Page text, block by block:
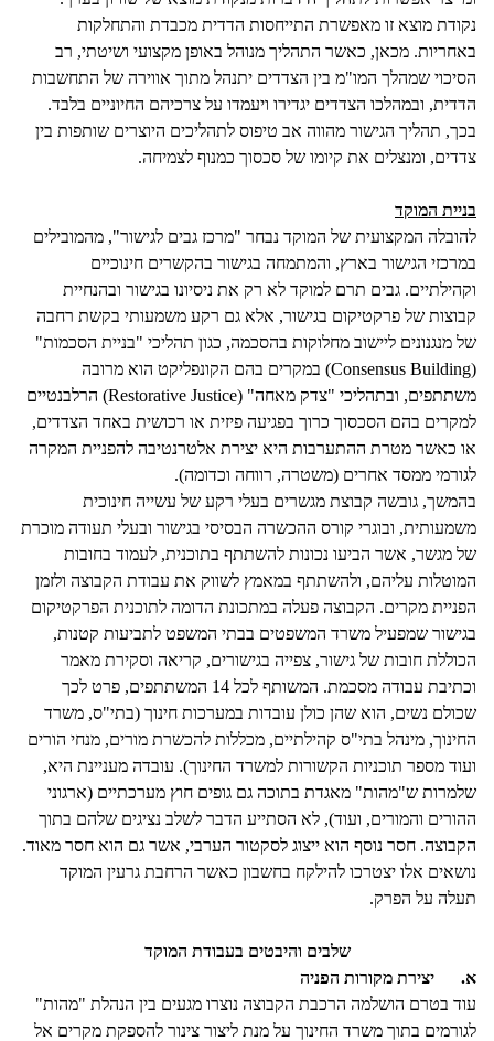
נקודת מוצא זו מאפשרת התייחסות הדדית מכבדת והתחלקות
באחריות. מכאן, כאשר התהליך מנוהל באופן מקצועי ושיטתי, רב
הסיכוי שמהלך המו"מ בין הצדדים יתנהל מתוך אווירה של התחשבות
הדדית, ובמהלכו הצדדים יגדירו ויעמדו על צרכיהם החיוניים בלבד.
בכך, תהליך הגישור מהווה אב טיפוס לתהליכים היוצרים שותפות בין
צדדים, ומנצלים את קיומו של סכסוך כמנוף לצמיחה.
בניית המוקד
להובלה המקצועית של המוקד נבחר "מרכז גבים לגישור", מהמובילים
במרכזי הגישור בארץ, והמתמחה בגישור בהקשרים חינוכיים
וקהילתיים. גבים תרם למוקד לא רק את ניסיונו בגישור ובהנחיית
קבוצות של פרקטיקום בגישור, אלא גם רקע משמעותי בקשת רחבה
של מנגנונים ליישוב מחלוקות בהסכמה, כגון תהליכי "בניית הסכמות"
(Consensus Building) במקרים בהם הקונפליקט הוא מרובה
משתתפים, ובתהליכי "צדק מאחה" (Restorative Justice) הרלבנטיים
למקרים בהם הסכסוך כרוך בפגיעה פיזית או רכושית באחד הצדדים,
או כאשר מטרת ההתערבות היא יצירת אלטרנטיבה להפניית המקרה
לגורמי ממסד אחרים (משטרה, רווחה וכדומה).
בהמשך, גובשה קבוצת מגשרים בעלי רקע של עשייה חינוכית
משמעותית, ובוגרי קורס ההכשרה הבסיסי בגישור ובעלי תעודה מוכרת
של מגשר, אשר הביעו נכונות להשתתף בתוכנית, לעמוד בחובות
המוטלות עליהם, ולהשתתף במאמץ לשווק את עבודת הקבוצה ולזמן
הפניית מקרים. הקבוצה פעלה במתכונת הדומה לתוכנית הפרקטיקום
בגישור שמפעיל משרד המשפטים בבתי המשפט לתביעות קטנות,
הכוללת חובות של גישור, צפייה בגישורים, קריאה וסקירת מאמר
וכתיבת עבודה מסכמת. המשותף לכל 14 המשתתפים, פרט לכך
שכולם נשים, הוא שהן כולן עובדות במערכות חינוך (בתי"ס, משרד
החינוך, מינהל בתי"ס קהילתיים, מכללות להכשרת מורים, מנחי הורים
ועוד מספר תוכניות הקשורות למשרד החינוך). עובדה מעניינת היא,
שלמרות ש"מהות" מאגדת בתוכה גם גופים חוץ מערכתיים (ארגוני
ההורים והמורים, ועוד), לא הסתייע הדבר לשלב נציגים שלהם בתוך
הקבוצה. חסר נוסף הוא ייצוג לסקטור הערבי, אשר גם הוא חסר מאוד.
נושאים אלו יצטרכו להילקח בחשבון כאשר הרחבת גרעין המוקד
תעלה על הפרק.
שלבים והיבטים בעבודת המוקד
א. יצירת מקורות הפניה
עוד בטרם הושלמה הרכבת הקבוצה נוצרו מגעים בין הנהלת "מהות"
לגורמים בתוך משרד החינוך על מנת ליצור צינור להספקת מקרים אל